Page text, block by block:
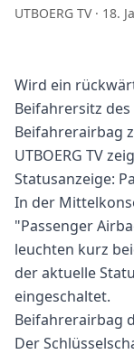
UTBOERG TV · 18.
Wird ein
Beifahrersitz des
Beifahrerairbag
UTBOERG TV
Statusanzeige:
In der
"Passenger
leuchten kurz
der aktuelle
eingeschaltet.
Beifahrerairbag
Der